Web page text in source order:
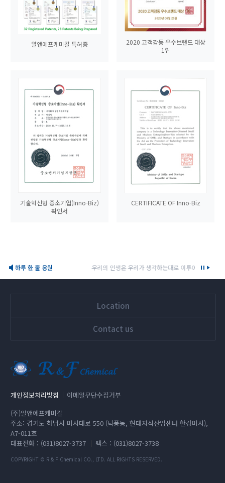
알앤에프케미칼 특허증
2020 고객감동 우수브랜드 대상
1위
기술혁신형 중소기업(Inno-Biz)
확인서
CERTIFICATE OF Inno-Biz
하루 한 줄 응원 우리의 인생은 우리가 생각하는대로 이루어진다. 지금
Location
Contact us
개인정보처리방침
이메일무단수집거부
(주)알앤에프케미칼
주소: 경기도 하남시 미사대로 550 (덕풍동, 현대지식산업센터 한강미사),
A7-011호
대표전화 : (031)8027-3737
팩스 : (031)8027-3738
COPYRIGHT © R & F Chemical CO., LTD. ALL RIGHTS RESERVED.